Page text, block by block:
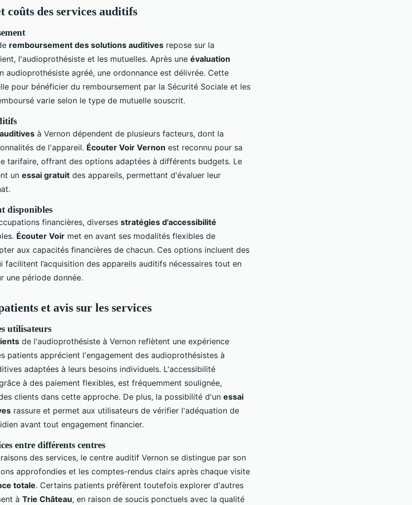
coûts des services auditifs
remboursement des solutions auditives repose sur la
l'audioprothésiste et les mutuelles. Après une évaluation
audioprothésiste agréé, une ordonnance est délivrée. Cette
pour bénéficier du remboursement par la Sécurité Sociale et les
varie selon le type de mutuelle souscrit.
à Vernon dépendent de plusieurs facteurs, dont la
de l'appareil. Écouter Voir Vernon est reconnu pour sa
tarifaire, offrant des options adaptées à différents budgets. Le
un essai gratuit des appareils, permettant d'évaluer leur
disponibles
financières, diverses stratégies d'accessibilité
Écouter Voir met en avant ses modalités flexibles de
aux capacités financières de chacun. Ces options incluent des
facilitent l’acquisition des appareils auditifs nécessaires tout en
une période donnée.
et avis sur les services
utilisateurs
de l'audioprothésiste à Vernon reflètent une expérience
patients apprécient l'engagement des audioprothésistes à
adaptées à leurs besoins individuels. L'accessibilité
à des paiement flexibles, est fréquemment soulignée,
clients dans cette approche. De plus, la possibilité d'un essai
rassure et permet aux utilisateurs de vérifier l'adéquation de
avant tout engagement financier.
entre différents centres
des services, le centre auditif Vernon se distingue par son
approfondies et les comptes-rendus clairs après chaque visite
totale. Certains patients préfèrent toutefois explorer d'autres
à Trie Château, en raison de soucis ponctuels avec la qualité